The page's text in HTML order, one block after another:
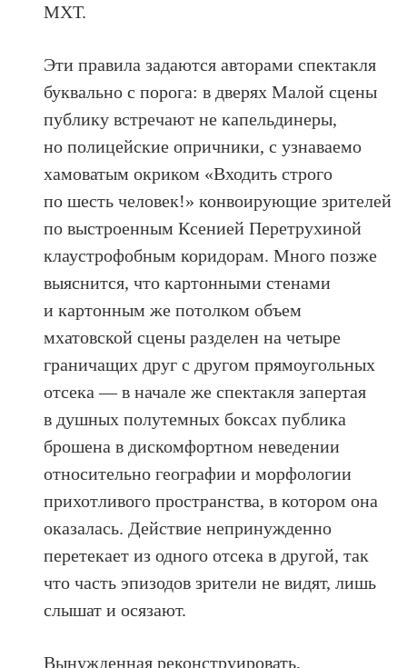
МХТ.
Эти правила задаются авторами спектакля
буквально с порога: в дверях Малой сцены
публику встречают не капельдинеры,
но полицейские опричники, с узнаваемо
хамоватым окриком «Входить строго
по шесть человек!» конвоирующие зрителей
по выстроенным Ксенией Перетрухиной
клаустрофобным коридорам. Много позже
выяснится, что картонными стенами
и картонным же потолком объем
мхатовской сцены разделен на четыре
граничащих друг с другом прямоугольных
отсека — в начале же спектакля запертая
в душных полутемных боксах публика
брошена в дискомфортном неведении
относительно географии и морфологии
прихотливого пространства, в котором она
оказалась. Действие непринужденно
перетекает из одного отсека в другой, так
что часть эпизодов зрители не видят, лишь
слышат и осязают.
Вынужденная реконструировать,